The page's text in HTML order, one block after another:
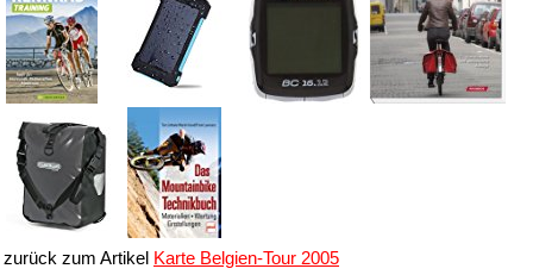
zurück zum Artikel Karte Belgien-Tour 2005